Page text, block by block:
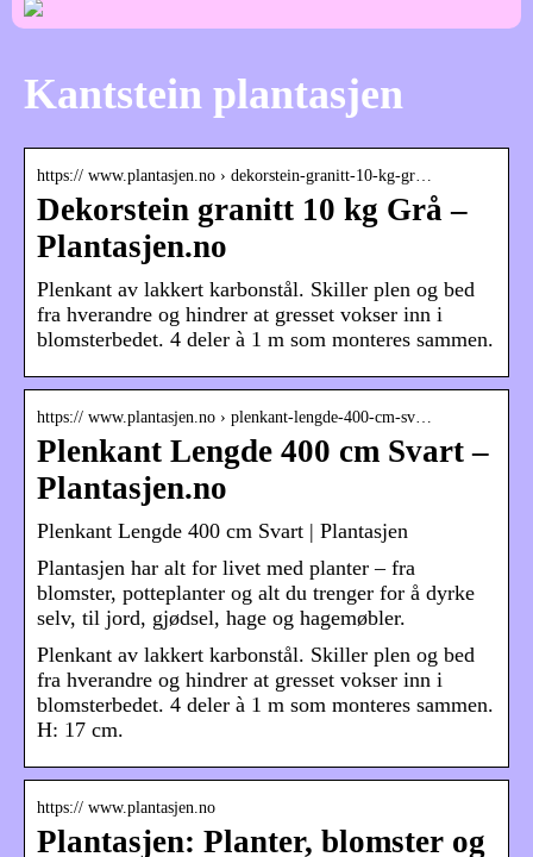
Kantstein plantasjen
https:// www.plantasjen.no › dekorstein-granitt-10-kg-gr…
Dekorstein granitt 10 kg Grå –
Plantasjen.no
Plenkant av lakkert karbonstål. Skiller plen og bed
fra hverandre og hindrer at gresset vokser inn i
blomsterbedet. 4 deler à 1 m som monteres sammen.
https:// www.plantasjen.no › plenkant-lengde-400-cm-sv…
Plenkant Lengde 400 cm Svart –
Plantasjen.no
Plenkant Lengde 400 cm Svart | Plantasjen
Plantasjen har alt for livet med planter – fra
blomster, potteplanter og alt du trenger for å dyrke
selv, til jord, gjødsel, hage og hagemøbler.
Plenkant av lakkert karbonstål. Skiller plen og bed
fra hverandre og hindrer at gresset vokser inn i
blomsterbedet. 4 deler à 1 m som monteres sammen.
H: 17 cm.
https:// www.plantasjen.no
Plantasjen: Planter, blomster og